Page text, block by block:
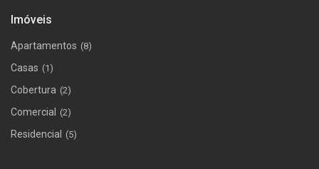
Imóveis
Apartamentos (8)
Casas (1)
Cobertura (2)
Comercial (2)
Residencial (5)